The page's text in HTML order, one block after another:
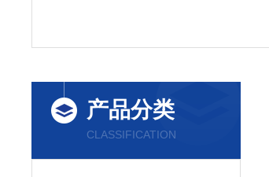
产品分类
CLASSIFICATION